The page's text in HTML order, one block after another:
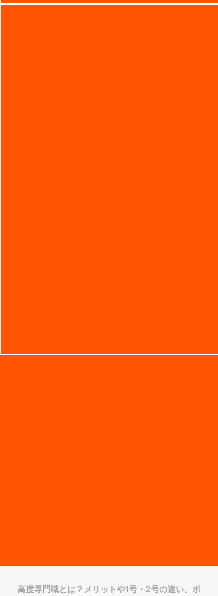
高度専門職とは？メリットや1号・2号の違い、ポ